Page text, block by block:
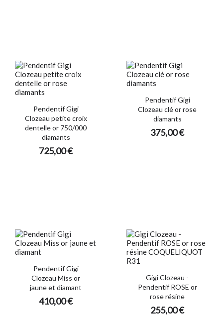
Pendentif Gigi
Clozeau petite croix
dentelle or 750/000
diamants
725,00 €
Pendentif Gigi
Clozeau clé or rose
diamants
375,00 €
Pendentif Gigi
Clozeau Miss or
jaune et diamant
410,00 €
Gigi Clozeau -
Pendentif ROSE or
rose résine
255,00 €